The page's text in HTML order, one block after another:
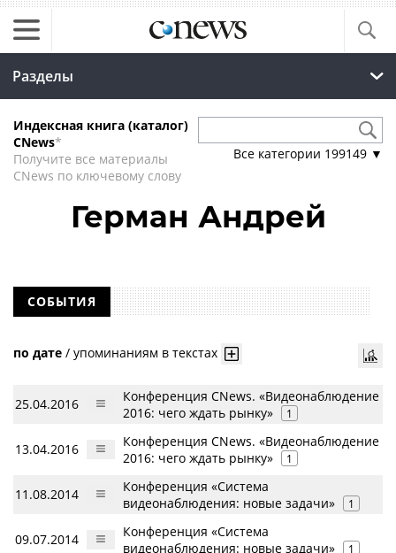
Разделы
Индексная книга (каталог)
CNews*
Получите все материалы
CNews по ключевому слову
Все категории 199149 ▼
Герман Андрей
СОБЫТИЯ
по дате / упоминаниям в текстах
25.04.2016
Конференция CNews. «Видеонаблюдение
2016: чего ждать рынку»
1
13.04.2016
Конференция CNews. «Видеонаблюдение
2016: чего ждать рынку»
1
11.08.2014
Конференция «Система
видеонаблюдения: новые задачи»
1
09.07.2014
Конференция «Система
видеонаблюдения: новые задачи»
1